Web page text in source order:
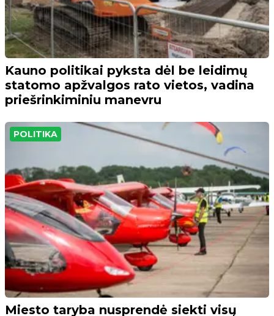
Kauno politikai pyksta dėl be leidimų
statomo apžvalgos rato vietos, vadina
priešrinkiminiu manevru
POLITIKA
Miesto taryba nusprendė siekti visų